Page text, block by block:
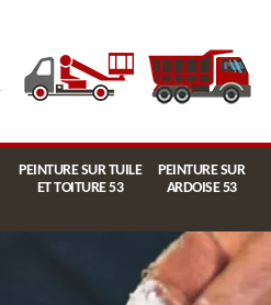
PEINTURE SUR TUILE
ET TOITURE 53
PEINTURE SUR
ARDOISE 53